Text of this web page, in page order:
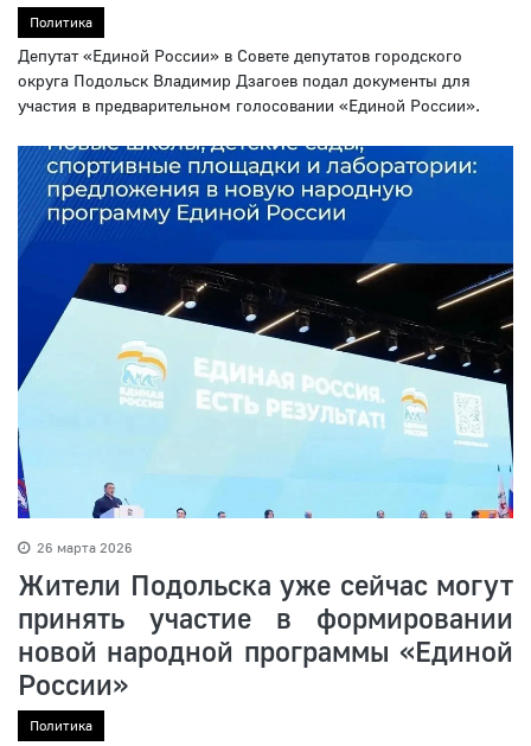
Политика
Депутат «Единой России» в Совете депутатов городского
округа Подольск Владимир Дзагоев подал документы для
участия в предварительном голосовании «Единой России».
26 марта 2026
Жители Подольска уже сейчас могут
принять участие в формировании
новой народной программы «Единой
России»
Политика